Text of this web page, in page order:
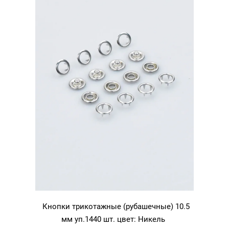
Кнопки трикотажные (рубашечные) 10.5
мм уп.1440 шт. цвет: Никель